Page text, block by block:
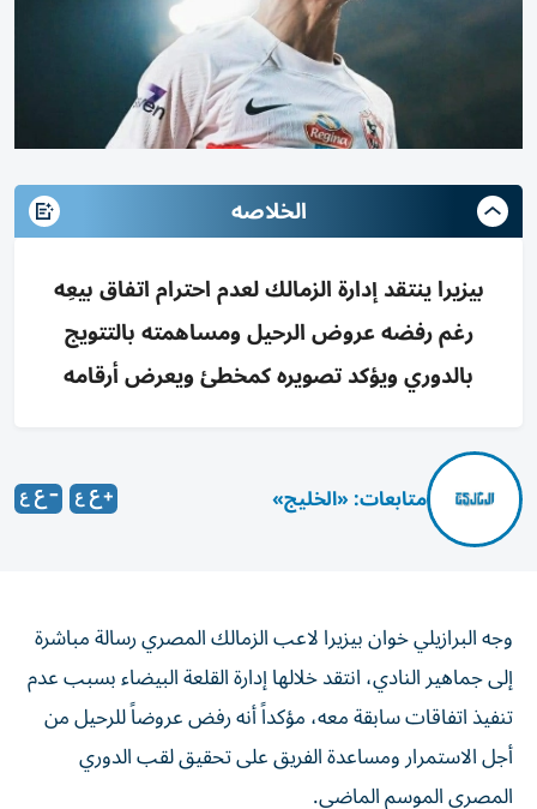
الخلاصه
بيزيرا ينتقد إدارة الزمالك لعدم احترام اتفاق بيعِه
رغم رفضه عروض الرحيل ومساهمته بالتتويج
بالدوري ويؤكد تصويره كمخطئ ويعرض أرقامه
متابعات: «الخليج»
إلى جماهير النادي، انتقد خلالها إدارة القلعة البيضاء بسبب عدم
تنفيذ اتفاقات سابقة معه، مؤكداً أنه رفض عروضاً للرحيل من
أجل الاستمرار ومساعدة الفريق على تحقيق لقب الدوري
المصري الموسم الماضي.